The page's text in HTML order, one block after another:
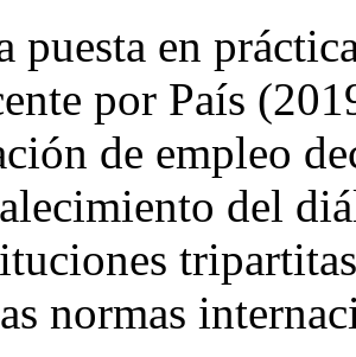
puesta en
por País
de empleo
del
normas